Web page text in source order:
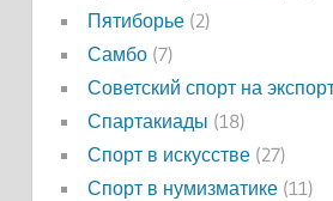
Пятиборье(2)
Самбо(7)
Советский спорт на
Спартакиады (18)
Спорт в искусстве(27)
Спорт в нумизматике(11)